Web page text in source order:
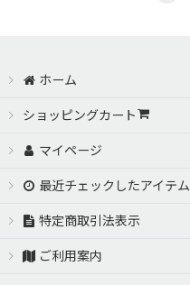
ホーム
ショッピングカート
マイページ
最近チェックしたアイテム
特定商取引法表示
ご利用案内